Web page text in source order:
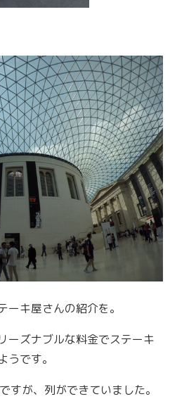
キ屋さんの紹介を。
ーズナブルな料金でステーキ
です。
すが、列ができていました。